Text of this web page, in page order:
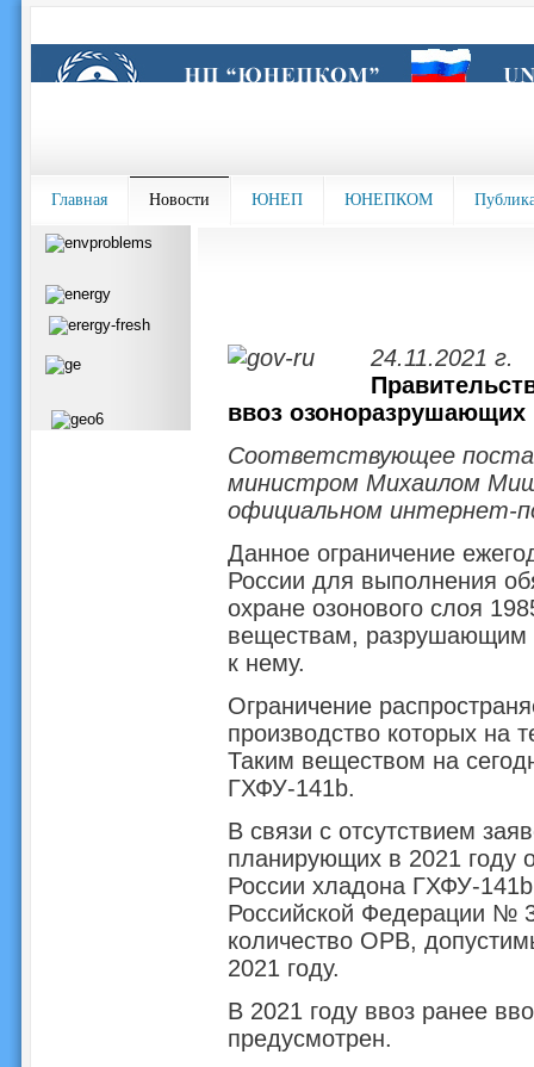
Главная Новости ЮНЕП ЮНЕПКОМ
24.11.2021 г.
ввоз озоноразрушающих
Соответствующее
министром Михаилом
официальном интернет-
Данное ограничение
России для выполнения
охране озонового слоя
веществам, разрушающим
к нему.
Ограничение
производство которых на
Таким веществом на
ГХФУ-141b.
В связи с отсутствием
планирующих в 2021 году
России хладона ГХФУ-
Российской Федерации №
количество ОРВ,
2021 году.
В 2021 году ввоз ранее
предусмотрен.